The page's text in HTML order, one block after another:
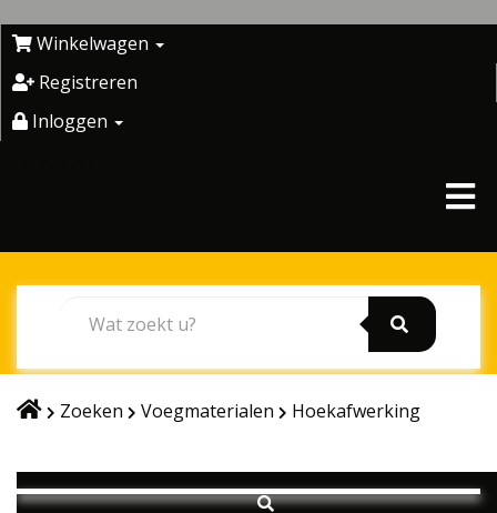
to
content
Winkelwagen
Registreren
Inloggen
Zoeken Voegmaterialen Hoekafwerking